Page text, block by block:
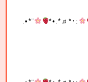
.•*¨ *•.*♬*･: